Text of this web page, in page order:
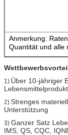
Anmerkung:
Quantität und alle
1) Über 10-jähriger
2) Strenges
Unterstützung
3) Ganzer Satz
IMS, QS, CQC,